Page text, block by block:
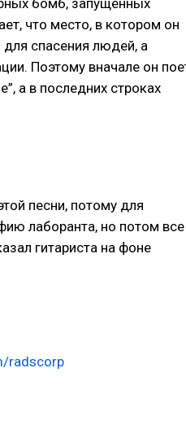
бомб, запущенных
что место, в котором он
для спасения людей, а
Поэтому вначале он
а в последних строках
песни, потому для
лаборанта, но потом все
гитариста на фоне
radscorp